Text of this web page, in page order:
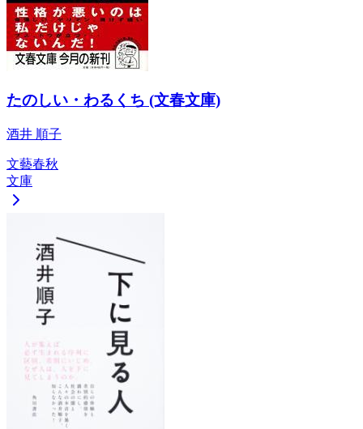
たのしい・わるくち (文春文庫)
酒井 順子
文藝春秋
文庫